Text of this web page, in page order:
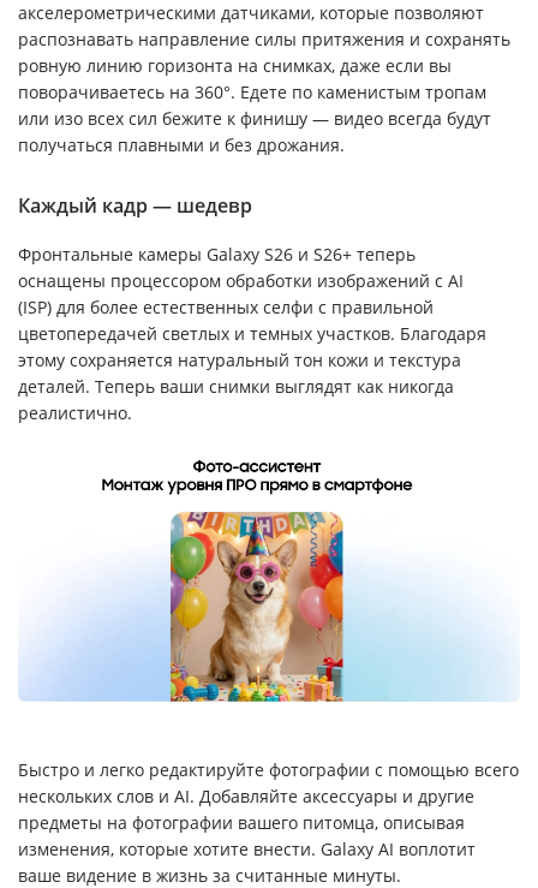
акселерометрическими датчиками, которые позволяют
распознавать направление силы притяжения и сохранять
ровную линию горизонта на снимках, даже если вы
поворачиваетесь на 360°. Едете по каменистым тропам
или изо всех сил бежите к финишу — видео всегда будут
получаться плавными и без дрожания.
Каждый кадр — шедевр
Фронтальные камеры Galaxy S26 и S26+ теперь
оснащены процессором обработки изображений с AI
(ISP) для более естественных селфи с правильной
цветопередачей светлых и темных участков. Благодаря
этому сохраняется натуральный тон кожи и текстура
деталей. Теперь ваши снимки выглядят как никогда
реалистично.
Быстро и легко редактируйте фотографии с помощью всего
нескольких слов и AI. Добавляйте аксессуары и другие
предметы на фотографии вашего питомца, описывая
изменения, которые хотите внести. Galaxy AI воплотит
ваше видение в жизнь за считанные минуты.